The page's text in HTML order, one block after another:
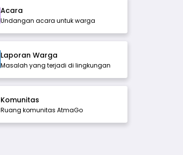
Acara
Undangan acara untuk warga
Laporan Warga
Masalah yang terjadi di lingkungan
Komunitas
Ruang komunitas AtmaGo